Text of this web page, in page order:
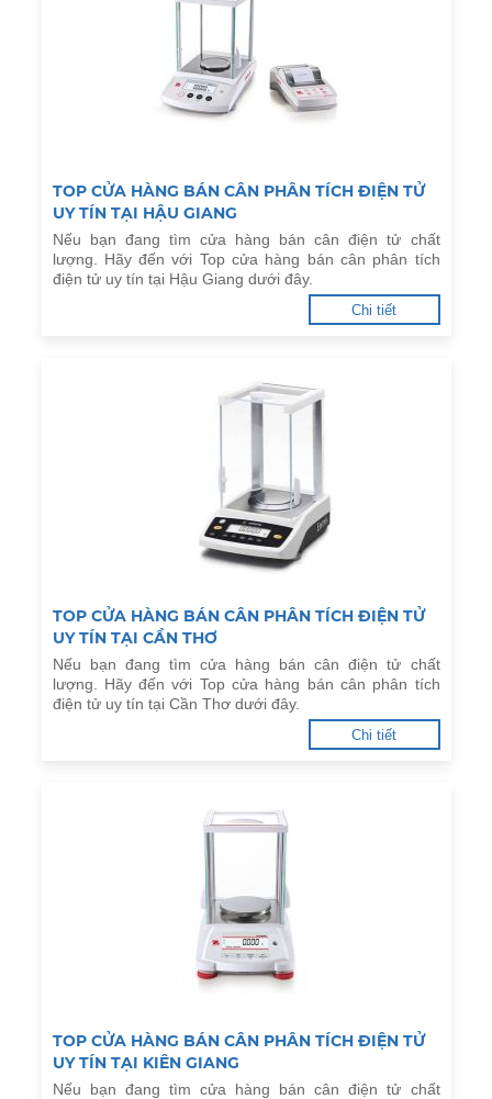
TOP CỬA HÀNG BÁN CÂN PHÂN TÍCH ĐIỆN TỬ
UY TÍN TẠI HẬU GIANG
Nếu bạn đang tìm cửa hàng bán cân điện tử chất
lượng. Hãy đến với Top cửa hàng bán cân phân tích
điện tử uy tín tại Hậu Giang dưới đây.
Chi tiết
TOP CỬA HÀNG BÁN CÂN PHÂN TÍCH ĐIỆN TỬ
UY TÍN TẠI CẦN THƠ
Nếu bạn đang tìm cửa hàng bán cân điện tử chất
lượng. Hãy đến với Top cửa hàng bán cân phân tích
điện tử uy tín tại Cần Thơ dưới đây.
Chi tiết
TOP CỬA HÀNG BÁN CÂN PHÂN TÍCH ĐIỆN TỬ
UY TÍN TẠI KIÊN GIANG
Nếu bạn đang tìm cửa hàng bán cân điện tử chất